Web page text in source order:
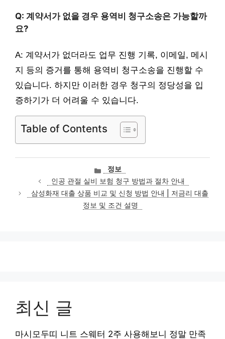
Q: 계약서가 없을 경우 용역비 청구소송은 가능할까
요?
A: 계약서가 없더라도 업무 진행 기록, 이메일, 메시
지 등의 증거를 통해 용역비 청구소송을 진행할 수
있습니다. 하지만 이러한 경우 청구의 정당성을 입
증하기가 더 어려울 수 있습니다.
Table of Contents
카
테
고
리
정보
인공 관절 실비 보험 청구 방법과 절차 안내
삼성화재 대출 상품 비교 및 신청 방법 안내 | 저금리 대출
정보 및 조건 설명
최신 글
마시모두띠 니트 스웨터 2주 사용해보니 정말 만족